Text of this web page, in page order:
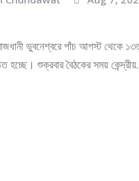
ভুবনেশ্বরে পাঁচ আগস্ট থেকে
হচ্ছে। শুক্রবার বৈঠকের সময়